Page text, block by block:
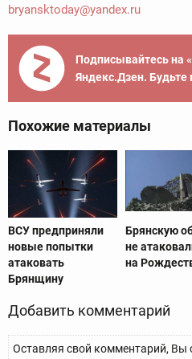
bryansktoday@yandex.ru
Подписывайтесь на
Яндекс.Дзен. Будьте
Похожие материалы
ВСУ предприняли
новые попытки
атаковать
Брянщину
Брянскую
не
на
Добавить комментарий
Оставляя свой комментарий, Вы